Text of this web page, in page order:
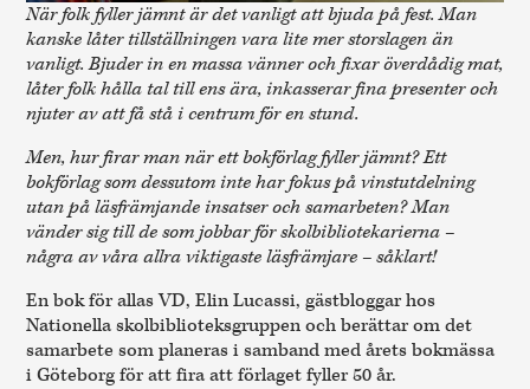
När folk fyller jämnt är det vanligt att bjuda på fest. Man
kanske låter tillställningen vara lite mer storslagen än
vanligt. Bjuder in en massa vänner och fixar överdådig mat,
låter folk hålla tal till ens ära, inkasserar fina presenter och
njuter av att få stå i centrum för en stund.
Men, hur firar man när ett bokförlag fyller jämnt? Ett
bokförlag som dessutom inte har fokus på vinstutdelning
utan på läsfrämjande insatser och samarbeten? Man
vänder sig till de som jobbar för skolbibliotekarierna –
några av våra allra viktigaste läsfrämjare – såklart!
En bok för allas VD, Elin Lucassi, gästbloggar hos
Nationella skolbiblioteksgruppen och berättar om det
samarbete som planeras i samband med årets bokmässa
i Göteborg för att fira att förlaget fyller 50 år.